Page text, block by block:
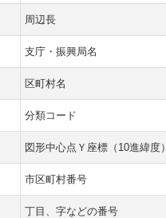
周辺長
支庁・振興局名
区町村名
分類コード
図形中心点Ｙ座標（10進緯度）
市区町村番号
丁目、字などの番号